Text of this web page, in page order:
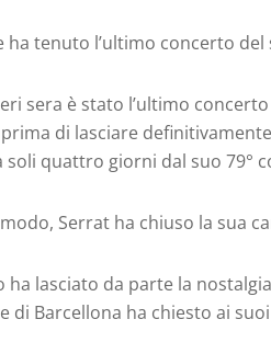
ha tenuto l’ultimo concerto del
sera è stato l’ultimo
di lasciare
soli quattro giorni dal suo 79°
Serrat ha chiuso la sua
ha lasciato da parte la
di Barcellona ha chiesto ai